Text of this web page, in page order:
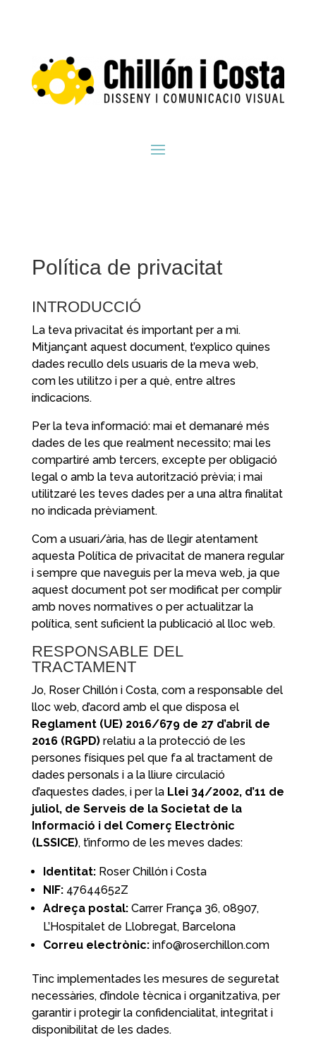
Política de privacitat
INTRODUCCIÓ
La teva privacitat és important per a mi.
Mitjançant aquest document, t’explico quines
dades recullo dels usuaris de la meva web,
com les utilitzo i per a què, entre altres
indicacions.
Per la teva informació: mai et demanaré més
dades de les que realment necessito; mai les
compartiré amb tercers, excepte per obligació
legal o amb la teva autorització prèvia; i mai
utilitzaré les teves dades per a una altra finalitat
no indicada prèviament.
Com a usuari/ària, has de llegir atentament
aquesta Política de privacitat de manera regular
i sempre que naveguis per la meva web, ja que
aquest document pot ser modificat per complir
amb noves normatives o per actualitzar la
política, sent suficient la publicació al lloc web.
RESPONSABLE DEL
TRACTAMENT
Jo, Roser Chillón i Costa, com a responsable del
lloc web, d’acord amb el que disposa el
Reglament (UE) 2016/679 de 27 d’abril de
2016 (RGPD)relatiu a la protecció de les
persones físiques pel que fa al tractament de
dades personals i a la lliure circulació
d’aquestes dades, i per la Llei 34/2002, d’11 de
juliol, de Serveis de la Societat de la
Informació i del Comerç Electrònic
(LSSICE), t’informo de les meves dades:
Identitat:Roser Chillón i Costa
NIF:47644652Z
Adreça postal:Carrer França 36, 08907,
L’Hospitalet de Llobregat, Barcelona
Correu electrònic:info@roserchillon.com
Tinc implementades les mesures de seguretat
necessàries, d’índole tècnica i organitzativa, per
garantir i protegir la confidencialitat, integritat i
disponibilitat de les dades.